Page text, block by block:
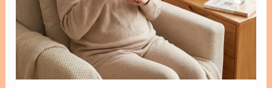
食用後可能會有反效果。那麼，到底什麼人不能吃燕
窩呢？以下為您整理出幾個需要特別留意的族群。
1.1. 蛋白質過敏者 燕窩的主要成分包含了大量的動物
性蛋白質。如果您平常對雞蛋、牛奶、豆類或海鮮等
高蛋白質食物過敏，建議盡量避免食用燕窩。這類族
燕
窩
正
確